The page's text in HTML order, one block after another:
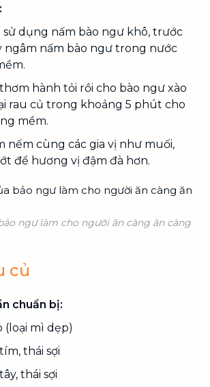
sử dụng nấm bào ngư khô, trước
ngâm nấm bào ngư trong nước
hành tỏi rồi cho bào ngư xào
rau củ trong khoảng 5 phút cho
mềm.
nếm cùng các gia vị như muối,
để hương vị đậm đà hơn.
ngư làm cho người ăn càng ăn càng
củ
chuẩn bị:
(loại mì dẹp)
thái sợi
thái sợi